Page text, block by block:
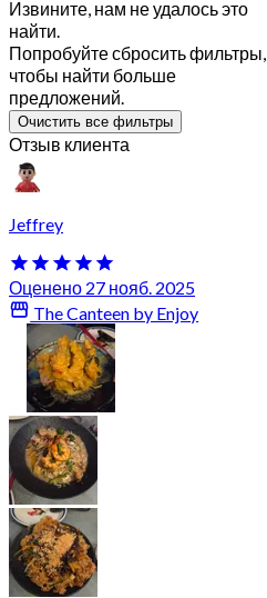
Извините, нам не удалось это
найти.
Попробуйте сбросить фильтры,
чтобы найти больше
предложений.
Очистить все фильтры
Отзыв клиента
Jeffrey
Оценено 27 нояб. 2025
The Canteen by Enjoy